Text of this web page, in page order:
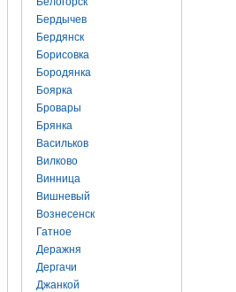
Бердычев
Бердянск
Борисовка
Бородянка
Боярка
Бровары
Брянка
Васильков
Вилково
Винница
Вишневый
Вознесенск
Гатное
Деражня
Дергачи
Джанкой